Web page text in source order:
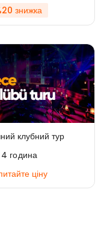
знижка
клубний тур
4 година
ціну